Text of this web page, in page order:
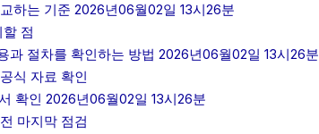
하는 기준 2026년06월02일 13시26분
점
과 절차를 확인하는 방법 2026년06월02일 13시26분
식 자료 확인
확인 2026년06월02일 13시26분
마지막 점검